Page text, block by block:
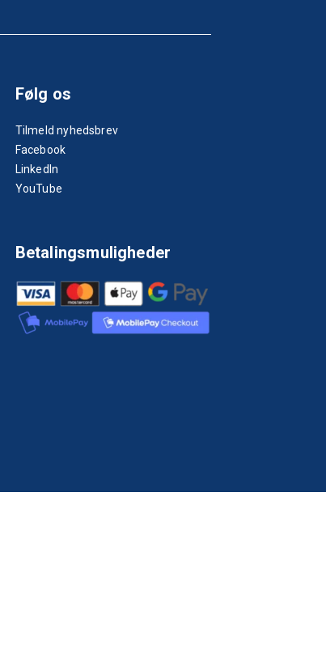
Følg os
Tilmeld nyhedsbrev
Facebook
LinkedIn
YouTube
Betalingsmuligheder